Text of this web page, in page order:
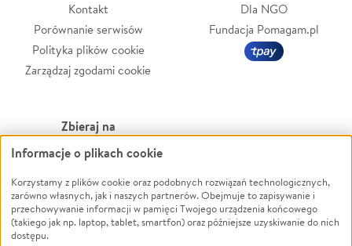
Kontakt
Porównanie serwisów
Polityka plików cookie
Zarządzaj zgodami cookie
Dla NGO
Fundacja Pomagam.pl
Zbieraj na
Leczenie
Zwierzęta
Pożar
Ukraina
Powódź
Wichura
NGO
Informacje o plikach cookie
Korzystamy z plików cookie oraz podobnych rozwiązań technologicznych,
zarówno własnych, jak i naszych partnerów. Obejmuje to zapisywanie i
przechowywanie informacji w pamięci Twojego urządzenia końcowego
(takiego jak np. laptop, tablet, smartfon) oraz późniejsze uzyskiwanie do nich
dostępu.